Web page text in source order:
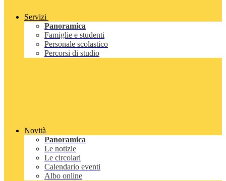
Servizi
Panoramica
Famiglie e studenti
Personale scolastico
Percorsi di studio
Novità
Panoramica
Le notizie
Le circolari
Calendario eventi
Albo online